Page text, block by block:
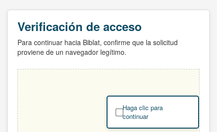
Verificación de acceso
Para continuar hacia Biblat, confirme que la solicitud
proviene de un navegador legítimo.
Haga clic para
continuar